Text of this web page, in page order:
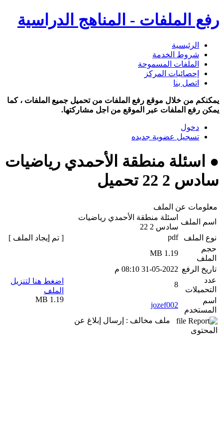
رفع الملفات - المناهج الدراسية
الرئيسية
شروط الخدمة
الملفات المسموحة
إحصائيات المركز
اتصل بنا
يمكنكم من خلال موقع رفع الملفات من تحميل جميع الملفات ، كما
يمكن رفع الملفات عبر الموقع من اجل مشاركتها.
دخول
تسجيل عضوية جديده
● اسئلة منطقة الأحمدي رياضيات
سادس 2 22 تحميل
معلومات عن الملف
اسم الملف
اسئلة منطقة الأحمدي رياضيات
سادس 2 22
نوع الملف
pdf
حجم
الملف
1.19 MB
تاريخ الرفع 31-05-2022 08:10 م
عدد
التحميلات
8
اسم
المستخدم
jozef002
ملف مخالف : إرسال إبلاغ عن
المحتوى
[ تم إيجاد الملف ]
اضغط هنا لتنزيل
الملف
1.19 MB